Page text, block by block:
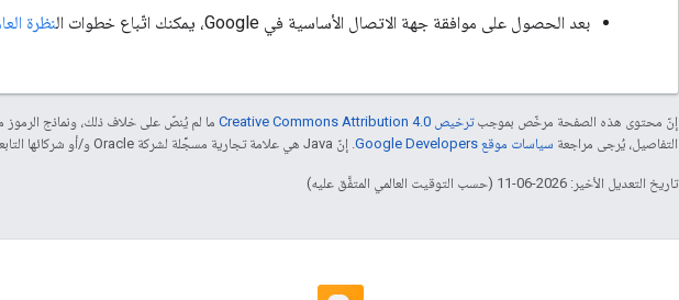
بعد الحصول على موافقة جهة الاتصال الأساسية في Google، يمكنك اتّباع خطوات ال
نظرة
إنّ محتوى هذه الصفحة مرخّص بموجبترخيص Creative Commons Attribution 4.0‏ ما لم يُنصّ على خلاف ذلك، ونماذج
التفاصيل، يُرجى مراجعة سياسات موقع Google Developers‏ . إنّ Java هي علامة تجارية مسجَّلة لشركة Oracle و/أو شركائها التابعين.
تاريخ التعديل الأخير: 2026-06-11 (حسب التوقيت العالمي المتفَّق عليه)